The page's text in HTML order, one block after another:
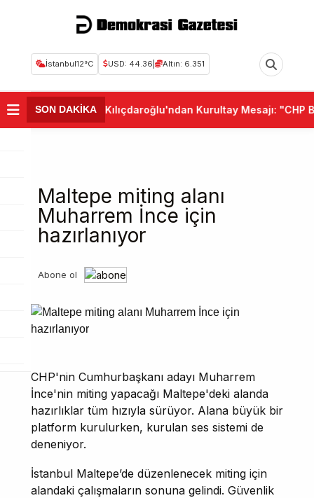
İstanbul12°C USD: 44.36 Altın: 6.351
SON DAKİKA
• Kemal Kılıçdaroğlu'ndan Kurultay Mesajı: "CHP
Maltepe miting alanı
Muharrem İnce için
hazırlanıyor
Abone ol
CHP'nin Cumhurbaşkanı adayı Muharrem
İnce'nin miting yapacağı Maltepe'deki alanda
hazırlıklar tüm hızıyla sürüyor. Alana büyük bir
platform kurulurken, kurulan ses sistemi de
deneniyor.
İstanbul Maltepe’de düzenlenecek miting için
alandaki çalışmaların sonuna gelindi. Güvenlik